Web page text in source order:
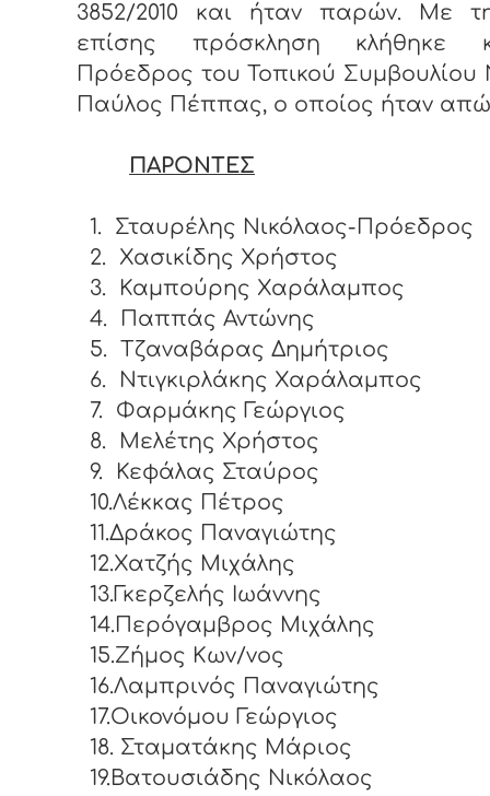
3852/2010 και ήταν παρών. Με
επίσης πρόσκληση κλήθηκε
Πρόεδρος του Τοπικού Συμβουλίου
Παύλος Πέππας, ο οποίος ήταν
ΠΑΡΟΝΤΕΣ
1.
Σταυρέλης Νικόλαος-Πρόεδρος
2.
Χασικίδης Χρήστος
3.
Καμπούρης Χαράλαμπος
4.
Παππάς Αντώνης
5.
Τζαναβάρας Δημήτριος
6.
Ντιγκιρλάκης Χαράλαμπος
7.
Φαρμάκης Γεώργιος
8.
Μελέτης Χρήστος
9.
Κεφάλας Σταύρος
10.Λέκκας Πέτρος
11.Δράκος Παναγιώτης
12.Χατζής Μιχάλης
13.Γκερζελής Ιωάννης
14.Περόγαμβρος Μιχάλης
15.Ζήμος Κων/νος
16.Λαμπρινός Παναγιώτης
17.Οικονόμου Γεώργιος
18. Σταματάκης Μάριος
19.Βατουσιάδης Νικόλαος